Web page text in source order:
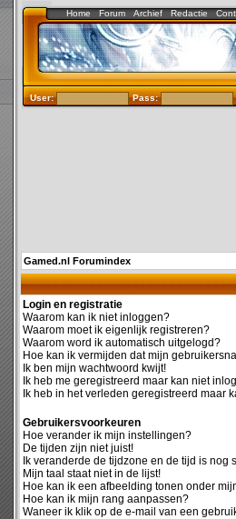
Home Forum Archief Redactie
User: Pass:
Gamed.nl Forumindex
Login en registratie
Waarom kan ik niet inloggen?
Waarom moet ik eigenlijk registreren?
Waarom word ik automatisch uitgelogd?
Hoe kan ik vermijden dat mijn
Ik ben mijn wachtwoord kwijt!
Ik heb me geregistreerd maar kan niet
Ik heb in het verleden geregistreerd maar
Gebruikersvoorkeuren
Hoe verander ik mijn instellingen?
De tijden zijn niet juist!
Ik veranderde de tijdzone en de tijd is nog
Mijn taal staat niet in de lijst!
Hoe kan ik een afbeelding tonen onder
Hoe kan ik mijn rang aanpassen?
Waneer ik klik op de e-mail van een